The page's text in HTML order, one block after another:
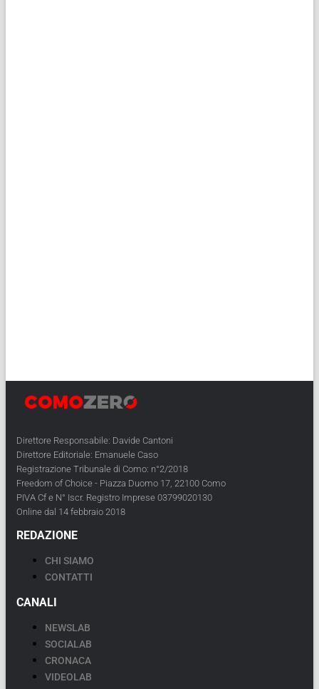
Direttore Responsabile: Davide Cantoni
Direttore Editoriale: Emanuele Caso
Registrazione Tribunale di Como: n°2/2018
Freedom of Choice - Piazza Duomo 17, 22100 Como
PIVA Cf e N° Iscr. Registro Imprese 03799020130
Online dal 14 febbraio 2018
REDAZIONE
CHI SIAMO
CONTATTI
CANALI
NEWSLAB
SOCIALAB
CRONACA
VIDEOLAB